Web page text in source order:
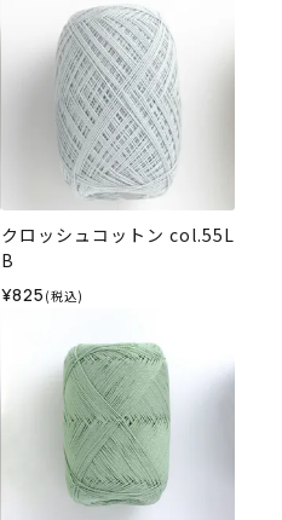
クロッシュコットン col.55L
B
¥825 (税込)